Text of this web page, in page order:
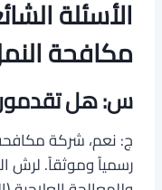
مكافحة
س: هل تقدمون
ج: نعم، شركة